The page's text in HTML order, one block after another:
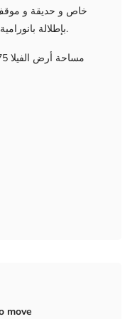
خاص و حديقة و موقف
بإطلالة بانورامية رائعة من أعلى التل المطل على البحر.
move